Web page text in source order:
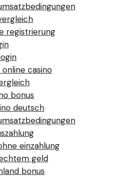
registrierung
casino
bonus
deutsch
einzahlung
geld
bonus